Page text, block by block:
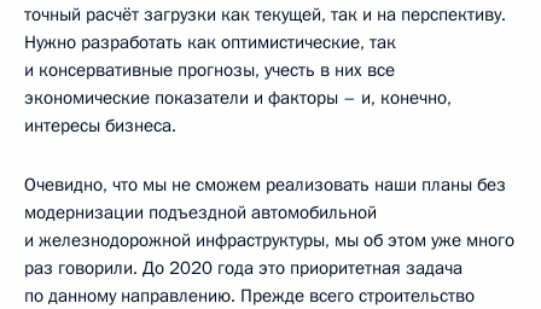
точный расчёт загрузки как текущей, так и на перспективу.
Нужно разработать как оптимистические, так
и консервативные прогнозы, учесть в них все
экономические показатели и факторы – и, конечно,
интересы бизнеса.
Очевидно, что мы не сможем реализовать наши планы без
модернизации подъездной автомобильной
и железнодорожной инфраструктуры, мы об этом уже много
раз говорили. До 2020 года это приоритетная задача
по данному направлению. Прежде всего строительство